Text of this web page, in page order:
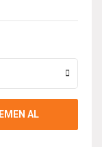
AL